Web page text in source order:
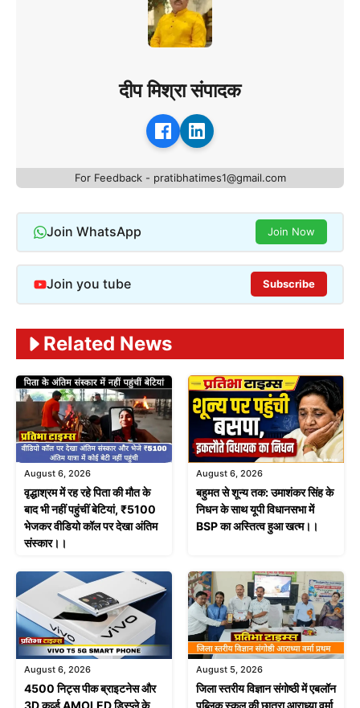
दीप मिश्रा संपादक
For Feedback - pratibhatimes1@gmail.com
Join WhatsApp Join Now
Join you tube Subscribe
Related News
August 6, 2026
वृद्धाश्रम में रह रहे पिता की मौत के
बाद भी नहीं पहुंचीं बेटियां, ₹5100
भेजकर वीडियो कॉल पर देखा अंतिम
संस्कार।।
August 6, 2026
बहुमत से शून्य तक: उमाशंकर सिंह के
निधन के साथ यूपी विधानसभा में
BSP का अस्तित्व हुआ खत्म।।
August 6, 2026
4500 निट्स पीक ब्राइटनेस और
August 5, 2026
जिला स्तरीय विज्ञान संगोष्ठी में एबलॉन